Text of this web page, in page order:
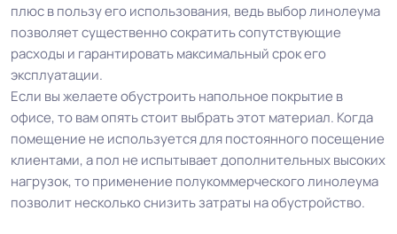
плюс в пользу его использования, ведь выбор линолеума
позволяет существенно сократить сопутствующие
расходы и гарантировать максимальный срок его
эксплуатации.
Если вы желаете обустроить напольное покрытие в
офисе, то вам опять стоит выбрать этот материал. Когда
помещение не используется для постоянного посещение
клиентами, а пол не испытывает дополнительных высоких
нагрузок, то применение полукоммерческого линолеума
позволит несколько снизить затраты на обустройство.